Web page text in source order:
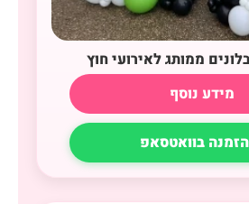
ממותג לאירועי חוץ
מידע נוסף
הזמנה בוואטסאפ